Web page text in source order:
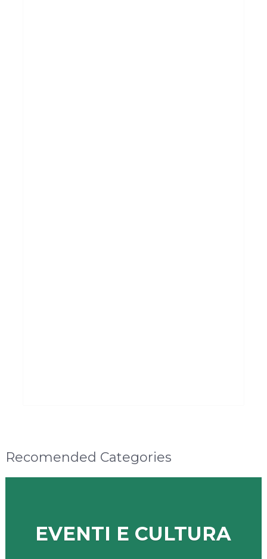
Recomended Categories
EVENTI E CULTURA